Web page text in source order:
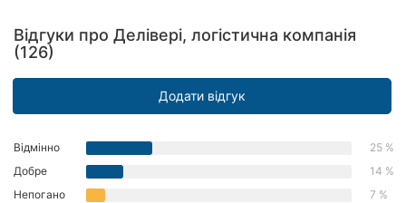
Кропивницький
Харків
Запоріжжя
Відгуки про Делівері, логістична компанія
(126)
Додати відгук
Відмінно
25 %
Добре
14 %
Непогано
7 %